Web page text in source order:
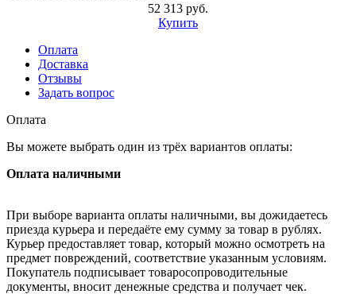
52 313 руб.
Купить
Оплата
Доставка
Отзывы
Задать вопрос
Оплата
Вы можете выбрать один из трёх вариантов оплаты:
Оплата наличными
При выборе варианта оплаты наличными, вы дожидаетесь
приезда курьера и передаёте ему сумму за товар в рублях.
Курьер предоставляет товар, который можно осмотреть на
предмет повреждений, соответствие указанным условиям.
Покупатель подписывает товаросопроводительные
документы, вносит денежные средства и получает чек.